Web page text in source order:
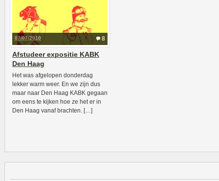
8
07/07/2010
Afstudeer expositie KABK
Den Haag
Het was afgelopen donderdag
lekker warm weer. En we zijn dus
maar naar Den Haag KABK gegaan
om eens te kijken hoe ze het er in
Den Haag vanaf brachten. […]